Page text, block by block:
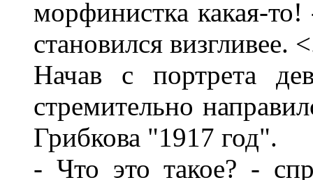
морфинистка какая-
становился визгливее.
Начав с портрета
стремительно
Грибкова "1917 год".
- Что это такое? -